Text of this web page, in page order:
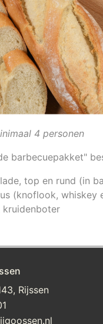
4 personen
barbecuepakket"
top en rund (in
(knoflook, whiskey
kruidenboter
Rijssen